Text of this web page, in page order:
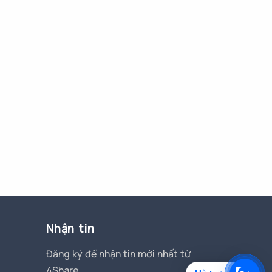
Nhận tin
Đăng ký để nhận tin mới nhất từ